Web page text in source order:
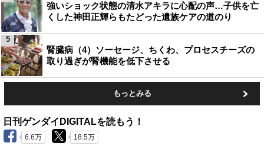
強いショック状態の清水アキラに心配の声…子供を亡
くした神田正輝らもたどった遺族ケアの道のり
腎臓病（4）ソーセージ、ちくわ、プロセスチーズの
取り過ぎが腎機能を低下させる
5
もっとみる
日刊ゲンダイDIGITALを読もう！
6.6万 18.5万